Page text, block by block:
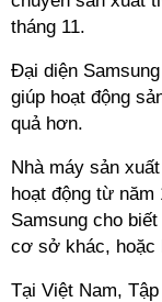
tháng 11.
Đại diện
giúp hoạt động
quả hơn.
Nhà máy sản
hoạt động từ năm
Samsung cho
cơ sở khác, hoặc
Tại Việt Nam,